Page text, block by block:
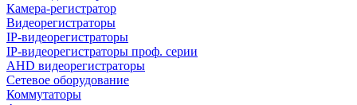
Камера-регистратор
Видеорегистраторы
IP-видеорегистраторы
IP-видеорегистраторы проф. серии
AHD видеорегистраторы
Сетевое оборудование
Коммутаторы